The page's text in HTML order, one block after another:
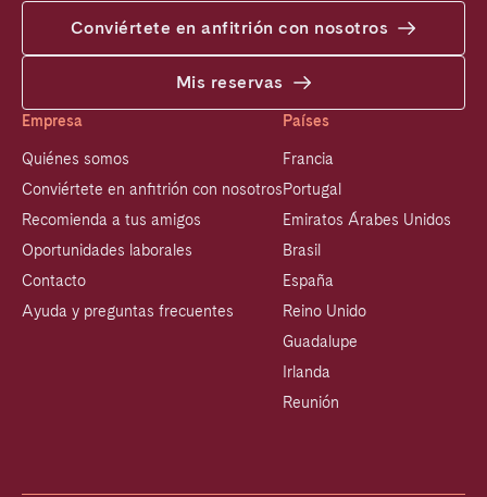
Conviértete en anfitrión con nosotros
Mis reservas
Empresa
Quiénes somos
Conviértete en anfitrión con nosotros
Recomienda a tus amigos
Oportunidades laborales
Contacto
Ayuda y preguntas frecuentes
Países
Francia
Portugal
Emiratos Árabes Unidos
Brasil
España
Reino Unido
Guadalupe
Irlanda
Reunión